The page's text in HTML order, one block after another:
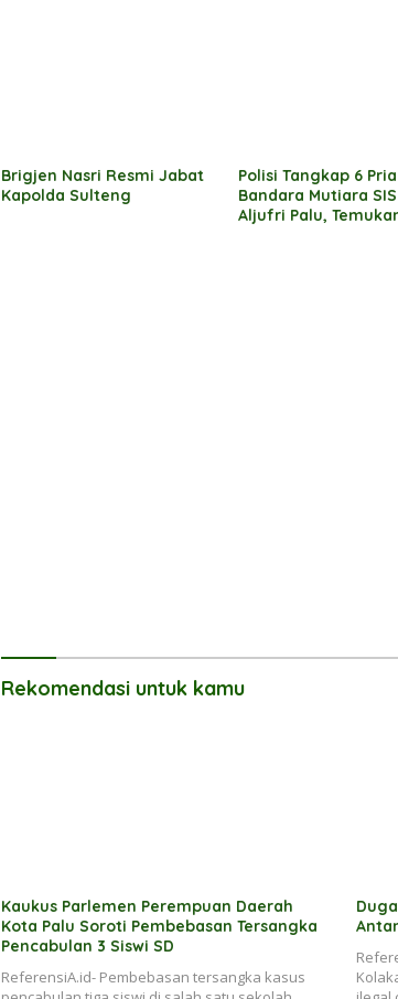
Brigjen Nasri Resmi Jabat
Kapolda Sulteng
Polisi Tangkap 6
Bandara Mutiara SIS
Aljufri Palu,
Rekomendasi untuk kamu
Kaukus Parlemen Perempuan Daerah
Kota Palu Soroti Pembebasan Tersangka
Pencabulan 3 Siswi SD
ReferensiA.id- Pembebasan tersangka kasus